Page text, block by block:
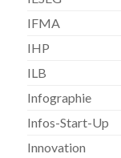
IFMA
IHP
ILB
Infographie
Infos-Start-Up
Innovation